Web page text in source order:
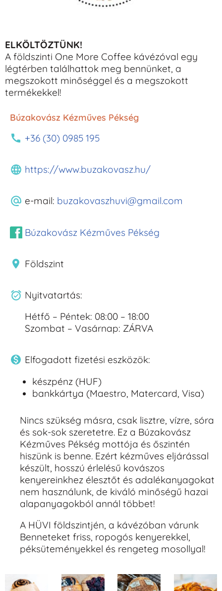
ELKÖLTÖZTÜNK!
A földszinti One More Coffee kávézóval egy
légtérben találhattok meg bennünket, a
megszokott minőséggel és a megszokott
termékekkel!
Búzakovász Kézműves Pékség
+36 (30) 0985 195
https://www.buzakovasz.hu/
e-mail: buzakovaszhuvi@gmail.com
Búzakovász Kézműves Pékség
Földszint
Nyitvatartás:
Hétfő – Péntek: 08:00 – 18:00
Szombat – Vasárnap: ZÁRVA
Elfogadott fizetési eszközök:
készpénz (HUF)
bankkártya (Maestro, Matercard, Visa)
Nincs szükség másra, csak lisztre, vízre, sóra
és sok-sok szeretetre. Ez a Búzakovász
Kézműves Pékség mottója és őszintén
hiszünk is benne. Ezért kézműves eljárással
készült, hosszú érlelésű kovászos
kenyereinkhez élesztőt és adalékanyagokat
nem használunk, de kiváló minőségű hazai
alapanyagokból annál többet!
A HÜVI földszintjén, a kávézóban várunk
Benneteket friss, ropogós kenyerekkel,
péksüteményekkel és rengeteg mosollyal!